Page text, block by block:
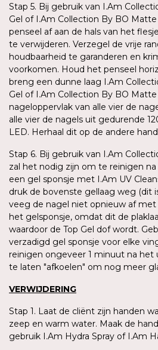
Stap 5. Bij gebruik van I.Am
Gel of I.Am Collection By BO
penseel af aan de hals van het
te verwijderen. Verzegel de vrije
houdbaarheid te garanderen en
voorkomen. Houd het penseel
breng een dunne laag I.Am
Gel of I.Am Collection By BO Matte
nageloppervlak van alle vier de
alle vier de nagels uit gedurende
LED. Herhaal dit op de andere
Stap 6. Bij gebruik van I.Am
zal het nodig zijn om te reinigen
een gel sponsje met I.Am UV
druk de bovenste gellaag weg (dit
veeg de nagel niet opnieuw af
het gelsponsje, omdat dit de
waardoor de Top Gel dof wordt.
verzadigd gel sponsje voor elke
reinigen ongeveer 1 minuut na het
te laten "afkoelen" om nog meer
VERWIJDERING
Stap 1. Laat de cliënt zijn handen
zeep en warm water. Maak de
gebruik I.Am Hydra Spray of I.Am